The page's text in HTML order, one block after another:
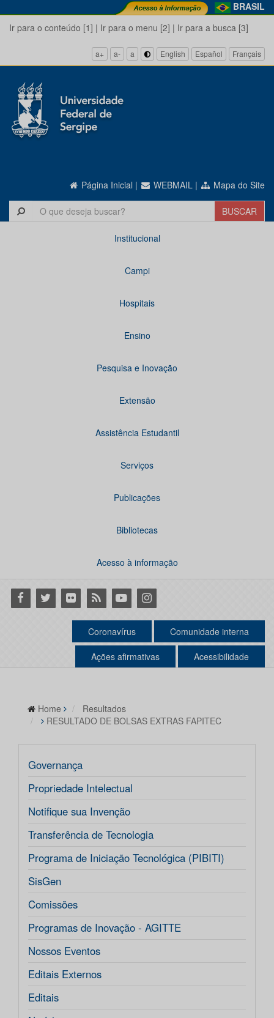
BRASIL
Ir para o conteúdo [1] | Ir para o menu [2] | Ir para a busca [3]
a+ a- a English Español Français
Página Inicial | WEBMAIL | Mapa do Site
Institucional
Campi
Hospitais
Ensino
Pesquisa e Inovação
Extensão
Assistência Estudantil
Serviços
Publicações
Bibliotecas
Acesso à informação
Facebook
Twitter Flickr RSS YoutubeInstagram
Coronavírus Comunidade interna
Ações afirmativas Acessibilidade
Home
Resultados
RESULTADO DE BOLSAS EXTRAS FAPITEC
Governança
Propriedade Intelectual
Notifique sua Invenção
Transferência de Tecnologia
Programa de Iniciação Tecnológica (PIBITI)
SisGen
Comissões
Programas de Inovação - AGITTE
Nossos Eventos
Editais Externos
Editais